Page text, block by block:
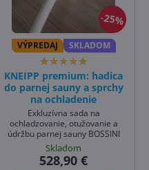
25%
VÝPREDAJ SKLADOM
KNEIPP premium: hadica
do parnej sauny a sprchy
na ochladenie
Exkluzívna sada na
ochladzovanie, otužovanie a
údržbu parnej sauny BOSSINI
Skladom
528,90 €